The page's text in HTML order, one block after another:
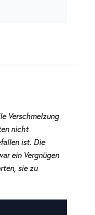
Verschmelzung
nicht
ist. Die
ein Vergnügen
sie zu